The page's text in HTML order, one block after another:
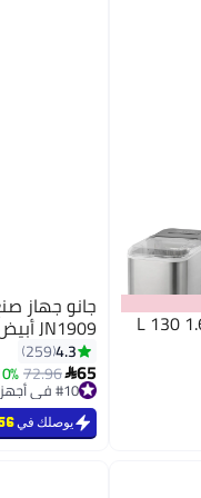
السيف ماكينة صنع الثلج مع نافذة عرض 1.6 L 130 JN1909 أبيض/ أسود
4.3
259
65
72.96
OFF #10 في أجهزة صنع الوافل
تم بيع +10 مؤخرًا
#10 في أجهزة صنع الوافل
يوصلك في56